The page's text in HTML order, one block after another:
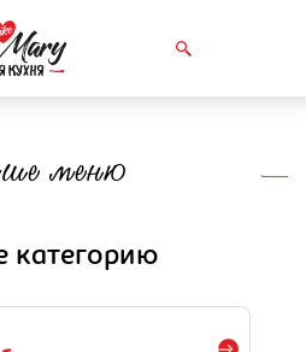
меню
категорию